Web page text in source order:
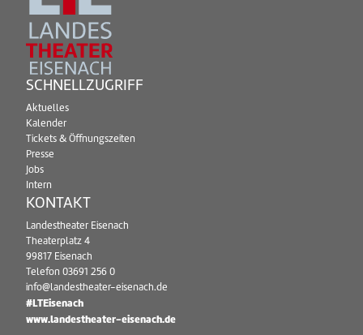
SCHNELLZUGRIFF
Aktuelles
Kalender
Tickets & Öffnungszeiten
Presse
Jobs
Intern
KONTAKT
Landestheater Eisenach
Theaterplatz 4
99817 Eisenach
Telefon 03691 256 0
info@landestheater-eisenach.de
#LTEisenach
www.landestheater-eisenach.de